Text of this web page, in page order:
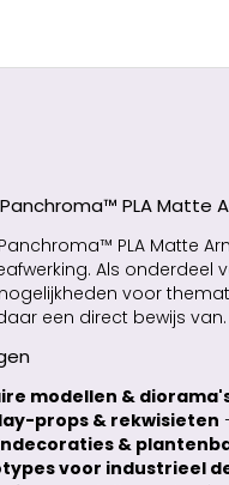
PLA Matte
PLA Matte
Als
voor
een direct bewijs van.
modellen &
props & rekwisieten
&
voor industrieel